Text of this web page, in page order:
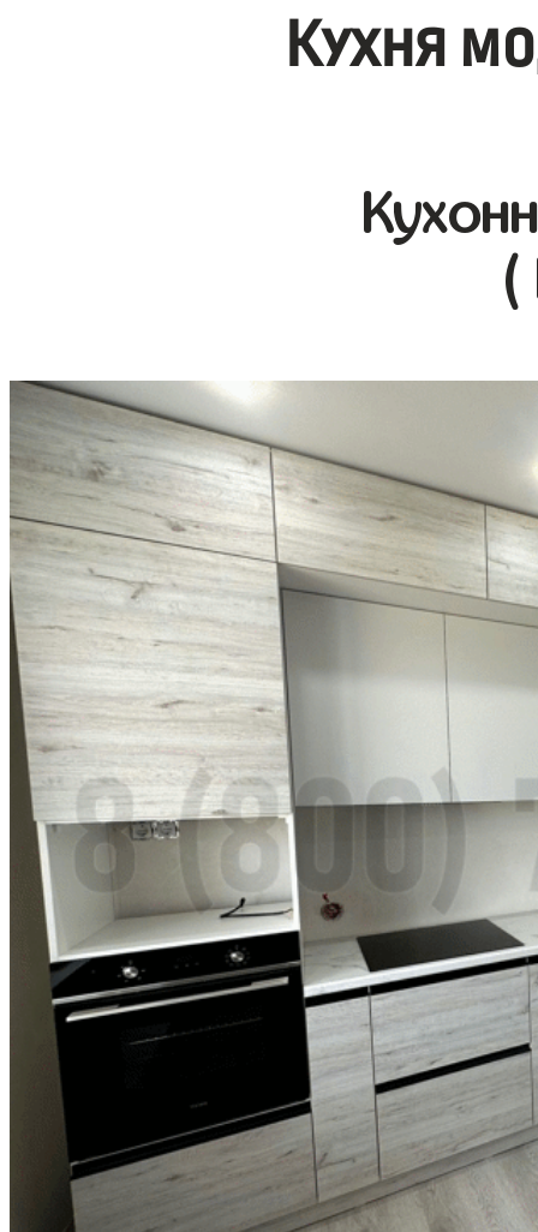
Кухня
(